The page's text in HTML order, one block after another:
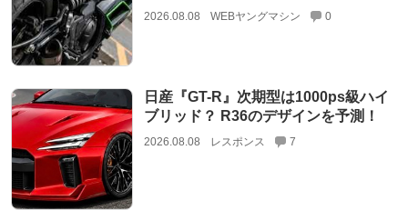
2026.08.08 WEBヤングマシン 0
日産『GT-R』次期型は1000ps級ハイ
ブリッド？ R36のデザインを予測！
2026.08.08 レスポンス 7